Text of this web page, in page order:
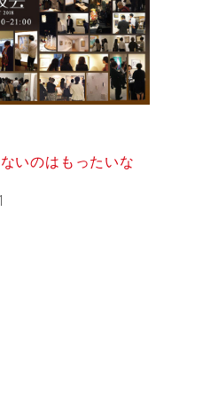
いのはもったいな